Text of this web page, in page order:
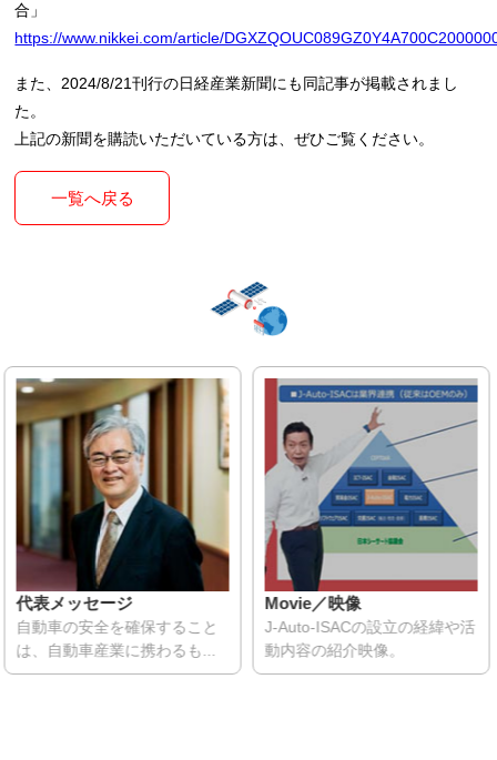
合」
https://www.nikkei.com/article/
また、2024/8/21刊行の日経産業新聞にも同記事が掲載されまし
た。
上記の新聞を購読いただいている方は、ぜひご覧ください。
一覧へ戻る
代表メッセージ
自動車の安全を確保すること
は、自動車産業に携わるも...
Movie／映像
J-Auto-ISACの設立の経緯や活
動内容の紹介映像。